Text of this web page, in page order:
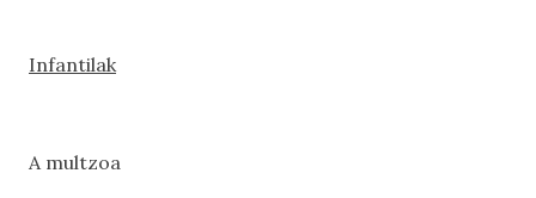
Infantilak
A multzoa